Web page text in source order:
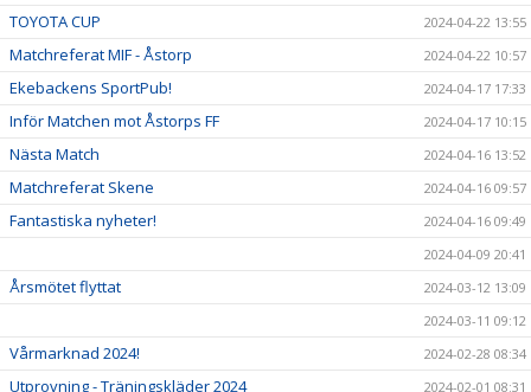
TOYOTA CUP 2024-04-22 13:55
Matchreferat MIF - Åstorp 2024-04-22 10:57
Ekebackens SportPub! 2024-04-17 17:33
Inför Matchen mot Åstorps FF 2024-04-17 10:15
Nästa Match 2024-04-16 13:52
Matchreferat Skene 2024-04-16 09:57
Fantastiska nyheter!
2024-04-16 09:49
2024-04-09 20:41
Årsmötet flyttat
2024-03-12 13:09
2024-03-11 09:12
Vårmarknad 2024! 2024-02-28 08:34
Utprovning - Träningskläder 2024 2024-02-01 08:31